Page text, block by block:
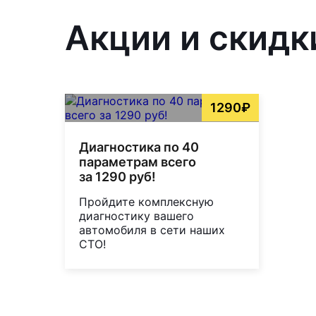
Акции и
1290₽
Диагностика по 40
параметрам всего
за 1290 руб!
Пройдите комплексную
диагностику вашего
автомобиля в сети наших
СТО!